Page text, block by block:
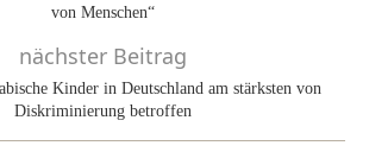
von Menschen“
nächster Beitrag
Kinder in Deutschland am stärksten von
Diskriminierung betroffen